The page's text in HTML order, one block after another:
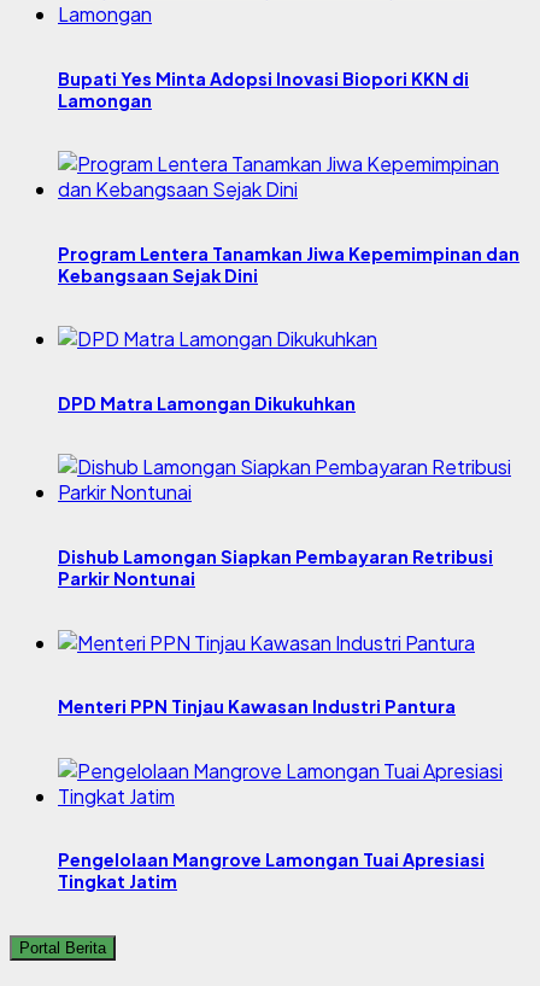
Bupati Yes Minta Adopsi Inovasi Biopori KKN di
Lamongan
Program Lentera Tanamkan Jiwa Kepemimpinan dan
Kebangsaan Sejak Dini
DPD Matra Lamongan Dikukuhkan
Dishub Lamongan Siapkan Pembayaran Retribusi
Parkir Nontunai
Menteri PPN Tinjau Kawasan Industri Pantura
Pengelolaan Mangrove Lamongan Tuai Apresiasi
Tingkat Jatim
Portal Berita